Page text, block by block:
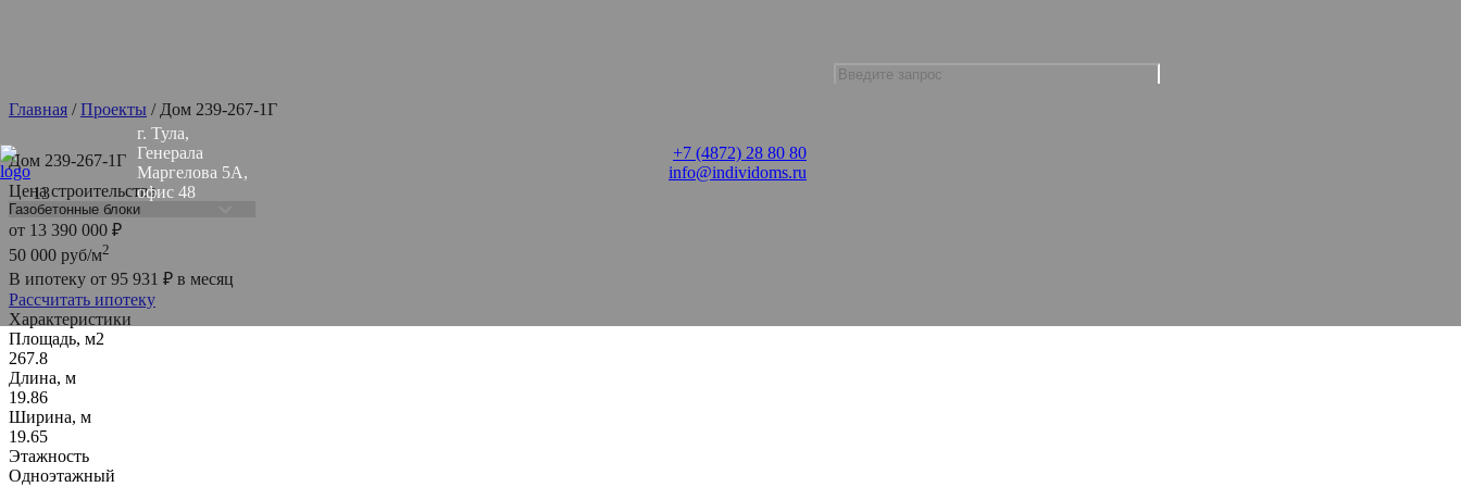
г. Тула,
Генерала
Маргелова 5А,
офис 48
+7 (4872) 28 80 80
info@individoms.ru
Главная /Проекты / Дом 239-267-1Г
Дом 239-267-1Г
Цена строительства
от 13 390 000 ₽
50 000 руб/м2
В ипотеку от 95 931 ₽ в месяц
Рассчитать ипотеку
Характеристики
Площадь, м2
267.8
Длина, м
19.86
Ширина, м
19.65
Этажность
Одноэтажный